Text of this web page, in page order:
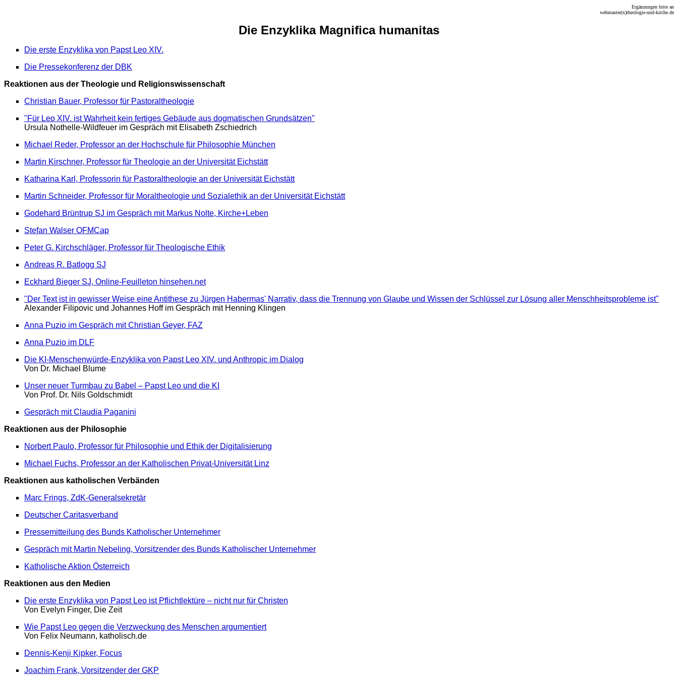
Ergänzungen bitte an
webmaster(x)theologie-und-kirche.de
Die Enzyklika Magnifica humanitas
Die erste Enzyklika von Papst Leo XIV.
Die Pressekonferenz der DBK
Reaktionen aus der Theologie und Religionswissenschaft
Christian Bauer, Professor für Pastoraltheologie
"Für Leo XIV. ist Wahrheit kein fertiges Gebäude aus dogmatischen Grundsätzen"
Ursula Nothelle-Wildfeuer im Gespräch mit Elisabeth Zschiedrich
Michael Reder, Professor an der Hochschule für Philosophie München
Martin Kirschner, Professor für Theologie an der Universität Eichstätt
Katharina Karl, Professorin für Pastoraltheologie an der Universität Eichstätt
Martin Schneider, Professor für Moraltheologie und Sozialethik an der Universität Eichstätt
Godehard Brüntrup SJ im Gespräch mit Markus Nolte, Kirche+Leben
Stefan Walser OFMCap
Peter G. Kirchschläger, Professor für Theologische Ethik
Andreas R. Batlogg SJ
Eckhard Bieger SJ, Online-Feuilleton hinsehen.net
"Der Text ist in gewisser Weise eine Antithese zu Jürgen Habermas' Narrativ, dass die Trennung von Glaube und Wissen der Schlüssel zur Lösung aller Menschheitsprobleme ist"
Alexander Filipovic und Johannes Hoff im Gespräch mit Henning Klingen
Anna Puzio im Gespräch mit Christian Geyer, FAZ
Anna Puzio im DLF
Die KI-Menschenwürde-Enzyklika von Papst Leo XIV. und Anthropic im Dialog
Von Dr. Michael Blume
Unser neuer Turmbau zu Babel – Papst Leo und die KI
Von Prof. Dr. Nils Goldschmidt
Gespräch mit Claudia Paganini
Reaktionen aus der Philosophie
Norbert Paulo, Professor für Philosophie und Ethik der Digitalisierung
Michael Fuchs, Professor an der Katholischen Privat-Universität Linz
Reaktionen aus katholischen Verbänden
Marc Frings, ZdK-Generalsekretär
Deutscher Caritasverband
Pressemitteilung des Bunds Katholischer Unternehmer
Gespräch mit Martin Nebeling, Vorsitzender des Bunds Katholischer Unternehmer
Katholische Aktion Österreich
Reaktionen aus den Medien
Die erste Enzyklika von Papst Leo ist Pflichtlektüre – nicht nur für Christen
Von Evelyn Finger, Die Zeit
Wie Papst Leo gegen die Verzweckung des Menschen argumentiert
Von Felix Neumann, katholisch.de
Dennis-Kenji Kipker, Focus
Joachim Frank, Vorsitzender der GKP